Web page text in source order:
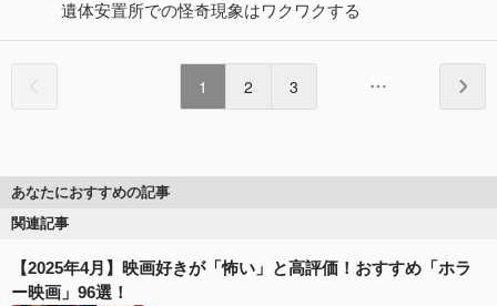
遺体安置所での怪奇現象はワクワクする
1 2 3
あなたにおすすめの記事
関連記事
【2025年4月】映画好きが「怖い」と高評価！おすすめ「ホラ
ー映画」96選！